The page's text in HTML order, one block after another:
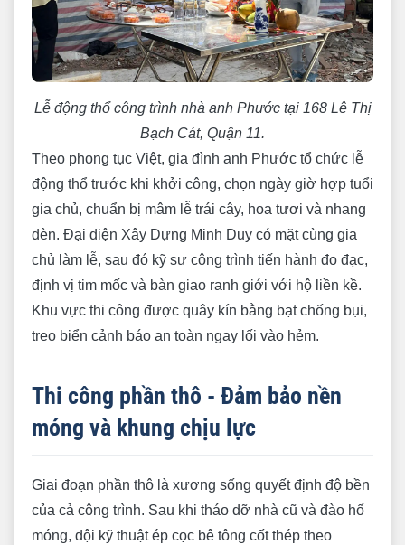
Lễ động thổ công trình nhà anh Phước tại 168 Lê Thị
Bạch Cát, Quận 11.
Theo phong tục Việt, gia đình anh Phước tổ chức lễ
động thổ trước khi khởi công, chọn ngày giờ hợp tuổi
gia chủ, chuẩn bị mâm lễ trái cây, hoa tươi và nhang
đèn. Đại diện Xây Dựng Minh Duy có mặt cùng gia
chủ làm lễ, sau đó kỹ sư công trình tiến hành đo đạc,
định vị tim mốc và bàn giao ranh giới với hộ liền kề.
Khu vực thi công được quây kín bằng bạt chống bụi,
treo biển cảnh báo an toàn ngay lối vào hẻm.
Thi công phần thô - Đảm bảo nền
móng và khung chịu lực
Giai đoạn phần thô là xương sống quyết định độ bền
của cả công trình. Sau khi tháo dỡ nhà cũ và đào hố
móng, đội kỹ thuật ép cọc bê tông cốt thép theo